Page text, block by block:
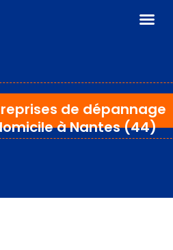
de dépannage
à Nantes (44)